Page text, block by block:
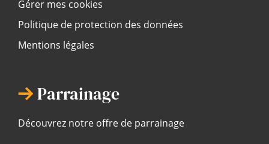
Gérer mes cookies
Politique de protection des données
Mentions légales
Parrainage
Découvrez notre offre de parrainage